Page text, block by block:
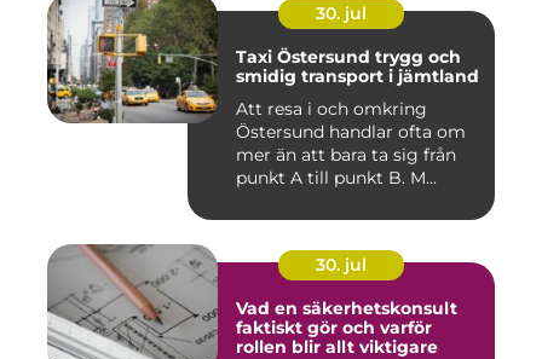
30. jul
Taxi Östersund trygg och
smidig transport i jämtland
Att resa i och omkring
Östersund handlar ofta om
mer än att bara ta sig från
punkt A till punkt B. M...
30. jul
Vad en säkerhetskonsult
faktiskt gör och varför
rollen blir allt viktigare